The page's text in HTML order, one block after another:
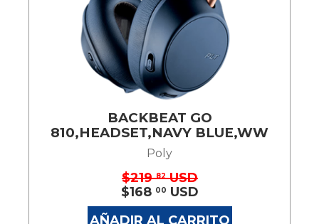
BACKBEAT GO
810,HEADSET,NAVY BLUE,WW
Poly
$21982USD
$168 00 USD
AÑADIR AL CARRITO